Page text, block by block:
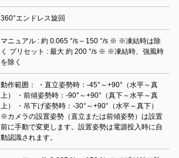
360°エンドレス旋回
マニュアル : 約 0.065 °/s – 150 °/s ※ ※凍結時は除
く プリセット : 最大 約 200 °/s ※ ※凍結時、強風時
を除く
動作範囲： ・直立姿勢時：-45°～+90°（水平～真
上） ・前傾姿勢時：-90°～+90°（真下～水平～真
上） ・吊下げ姿勢時：-30°～+90°（水平～真下）
※カメラの設置姿勢（直立または前傾姿勢）は設置
前に手動で変更します。設置姿勢は電源投入時に自
動認識されます。